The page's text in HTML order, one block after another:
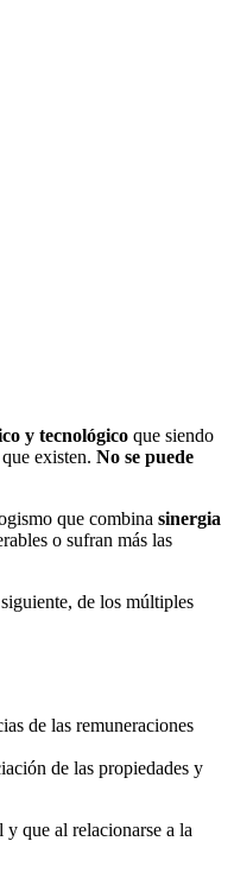
y tecnológico que siendo
existen. No se puede
que combina sinergia
o sufran más las
de los múltiples
de las remuneraciones
de las propiedades y
y que al relacionarse a la